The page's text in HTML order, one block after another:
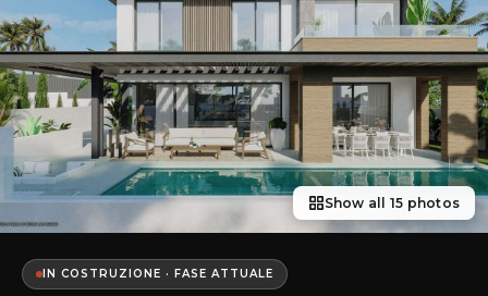
Show all 15 photos
IN COSTRUZIONE · FASE ATTUALE